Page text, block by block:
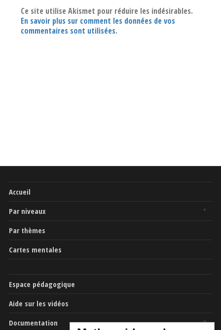
Ce site utilise Akismet pour réduire les indésirables.
En savoir plus sur comment les données de vos
commentaires sont utilisées.
Accueil
Par niveaux
Par thèmes
Cartes mentales
Espace pédagogique
Aide sur les vidéos
Documentation